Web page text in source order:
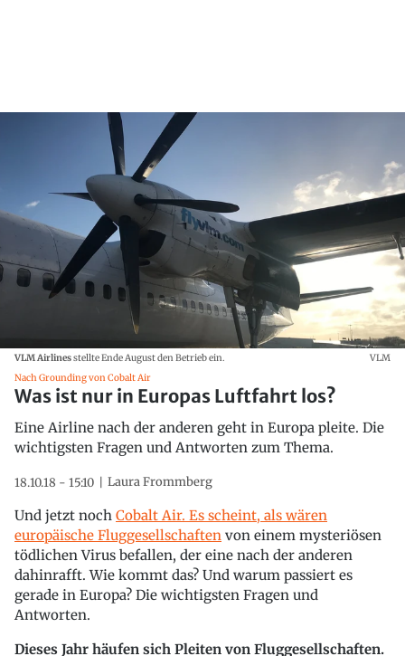
VLM Airlinesstellte Ende August den Betrieb ein.
VLM
Nach Grounding von Cobalt Air
Was ist nur in Europas Luftfahrt los?
Eine Airline nach der anderen geht in Europa pleite. Die
wichtigsten Fragen und Antworten zum Thema.
18.10.18 - 15:10 Laura Frommberg
Und jetzt noch Cobalt Air. Es scheint, als wären
europäische Fluggesellschaften von einem mysteriösen
tödlichen Virus befallen, der eine nach der anderen
dahinrafft. Wie kommt das? Und warum passiert es
gerade in Europa? Die wichtigsten Fragen und
Antworten.
Dieses Jahr häufen sich Pleiten von Fluggesellschaften.